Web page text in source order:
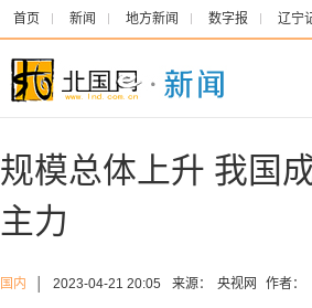
首页 新闻 地方新闻 数字报 辽宁
规模总体上升 我国
主力
国内 2023-04-21 20:05 来源： 央视网 作者：